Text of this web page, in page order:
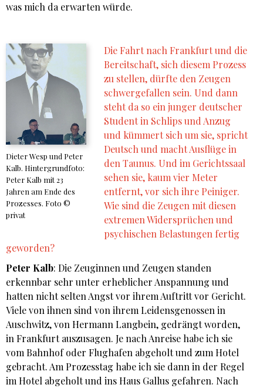
was mich da erwarten würde.
Dieter Wesp und Peter
Kalb. Hintergrundfoto:
Peter Kalb mit 23
Jahren am Ende des
Prozesses. Foto ©
privat
Die Fahrt nach Frankfurt und die
Bereitschaft, sich diesem Prozess
zu stellen, dürfte den Zeugen
schwergefallen sein. Und dann
steht da so ein junger deutscher
Student in Schlips und Anzug
und kümmert sich um sie, spricht
Deutsch und macht Ausflüge in
den Taunus. Und im Gerichtssaal
sehen sie, kaum vier Meter
entfernt, vor sich ihre Peiniger.
Wie sind die Zeugen mit diesen
extremen Widersprüchen und
psychischen Belastungen fertig
geworden?
Peter Kalb: Die Zeuginnen und Zeugen standen
erkennbar sehr unter erheblicher Anspannung und
hatten nicht selten Angst vor ihrem Auftritt vor Gericht.
Viele von ihnen sind von ihrem Leidensgenossen in
Auschwitz, von Hermann Langbein, gedrängt worden,
in Frankfurt auszusagen. Je nach Anreise habe ich sie
vom Bahnhof oder Flughafen abgeholt und zum Hotel
gebracht. Am Prozesstag habe ich sie dann in der Regel
im Hotel abgeholt und ins Haus Gallus gefahren. Nach